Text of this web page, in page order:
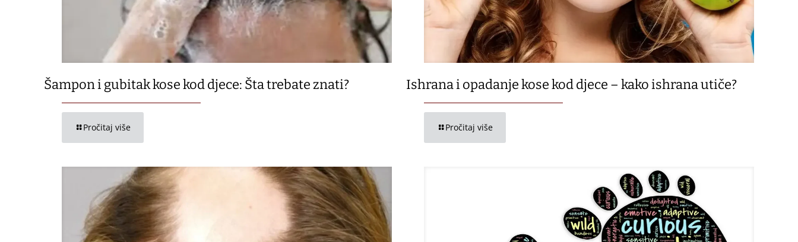
Šampon i gubitak kose kod djece: Šta trebate znati?
Pročitaj više
Ishrana i opadanje kose kod djece – kako ishrana utiče?
Pročitaj više